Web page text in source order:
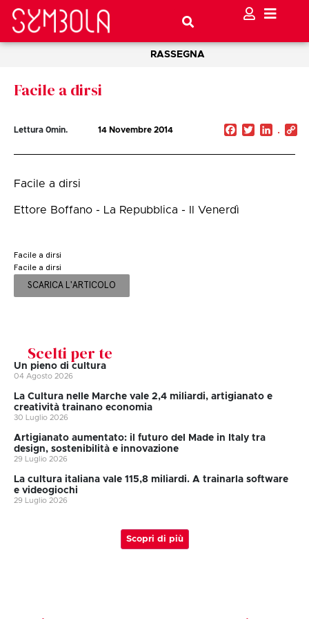
RASSEGNA
Facile a dirsi
Lettura 0min. 14 Novembre 2014 Facebook
Twitter
Facile a dirsi
Ettore Boffano - La Repubblica - Il Venerdì
Facile a dirsi
Facile a dirsi
SCARICA L'ARTICOLO
Scelti per te
Un pieno di cultura
04 Agosto 2026
La Cultura nelle Marche vale 2,4 miliardi, artigianato e
creatività trainano economia
30 Luglio 2026
Artigianato aumentato: il futuro del Made in Italy tra
design, sostenibilità e innovazione
29 Luglio 2026
La cultura italiana vale 115,8 miliardi. A trainarla software
e videogiochi
29 Luglio 2026
Scopri di più